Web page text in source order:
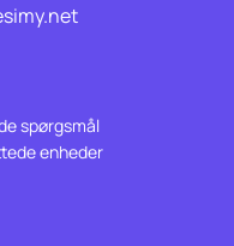
spørgsmål
enheder